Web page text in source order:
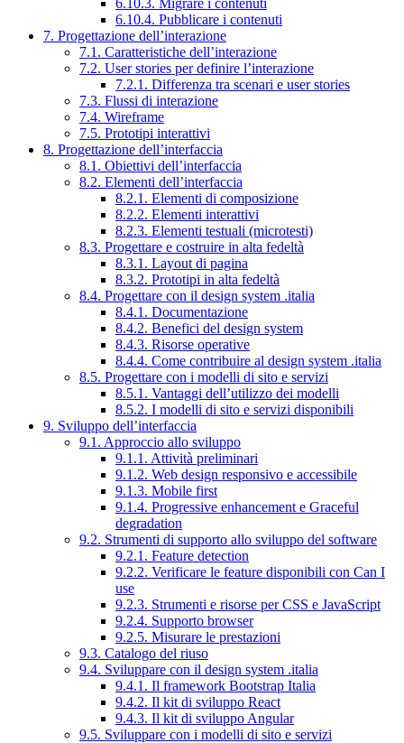
6.10.3. Migrare i contenuti
6.10.4. Pubblicare i contenuti
7. Progettazione dell’interazione
7.1. Caratteristiche dell’interazione
7.2. User stories per definire l’interazione
7.2.1. Differenza tra scenari e user stories
7.3. Flussi di interazione
7.4. Wireframe
7.5. Prototipi interattivi
8. Progettazione dell’interfaccia
8.1. Obiettivi dell’interfaccia
8.2. Elementi dell’interfaccia
8.2.1. Elementi di composizione
8.2.2. Elementi interattivi
8.2.3. Elementi testuali (microtesti)
8.3. Progettare e costruire in alta fedeltà
8.3.1. Layout di pagina
8.3.2. Prototipi in alta fedeltà
8.4. Progettare con il design system .italia
8.4.1. Documentazione
8.4.2. Benefici del design system
8.4.3. Risorse operative
8.4.4. Come contribuire al design system .italia
8.5. Progettare con i modelli di sito e servizi
8.5.1. Vantaggi dell’utilizzo dei modelli
8.5.2. I modelli di sito e servizi disponibili
9. Sviluppo dell’interfaccia
9.1. Approccio allo sviluppo
9.1.1. Attività preliminari
9.1.2. Web design responsivo e accessibile
9.1.3. Mobile first
9.1.4. Progressive enhancement e Graceful
degradation
9.2. Strumenti di supporto allo sviluppo del software
9.2.1. Feature detection
9.2.2. Verificare le feature disponibili con Can I
use
9.2.3. Strumenti e risorse per CSS e JavaScript
9.2.4. Supporto browser
9.2.5. Misurare le prestazioni
9.3. Catalogo del riuso
9.4. Sviluppare con il design system .italia
9.4.1. Il framework Bootstrap Italia
9.4.2. Il kit di sviluppo React
9.4.3. Il kit di sviluppo Angular
9.5. Sviluppare con i modelli di sito e servizi